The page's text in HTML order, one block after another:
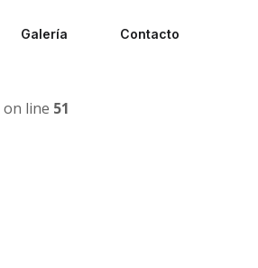
Galería Contacto
on line 51